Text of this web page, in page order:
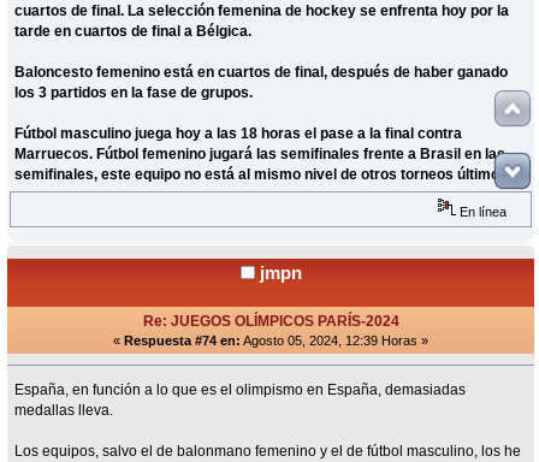
cuartos de final. La selección femenina de hockey se enfrenta hoy por la
tarde en cuartos de final a Bélgica.
Baloncesto femenino está en cuartos de final, después de haber ganado
los 3 partidos en la fase de grupos.
Fútbol masculino juega hoy a las 18 horas el pase a la final contra
Marruecos. Fútbol femenino jugará las semifinales frente a Brasil en las
semifinales, este equipo no está al mismo nivel de otros torneos últimos.
En línea
jmpn
Re: JUEGOS OLÍMPICOS PARÍS-2024
« Respuesta #74 en: Agosto 05, 2024, 12:39 Horas »
España, en función a lo que es el olimpismo en España, demasiadas
medallas lleva.
Los equipos, salvo el de balonmano femenino y el de fútbol masculino, los he